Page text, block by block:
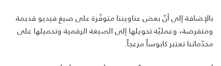
بالإضافة إلى أنّ بعض عناويننا متوفّرة على صيغ فيديو قديمة
ومنقرضة، وعمليّة تحويلها إلى الصيغة الرقمية وتحميلها على
مخدّماتنا تعتبر كابوساً مزعجاً.